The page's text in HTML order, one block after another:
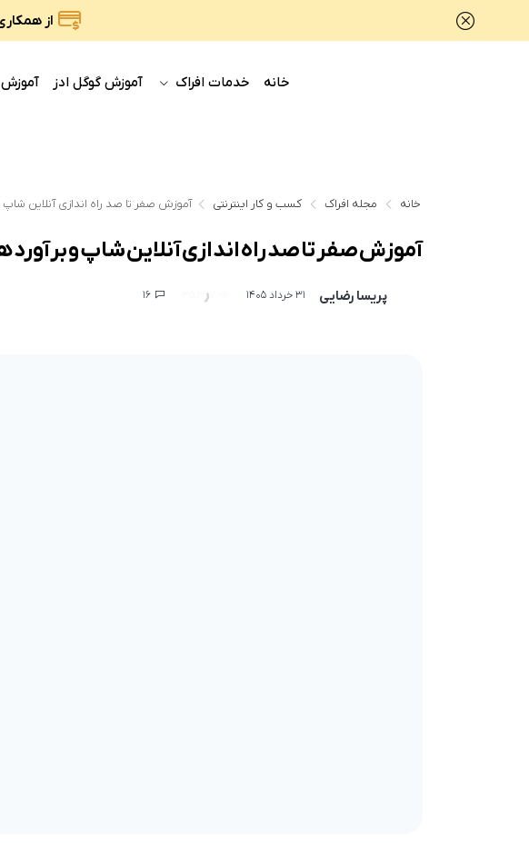
از
خانه خدمات افراک آموزش گوگل ادز
خانه مجله افراک کسب و کار اینترنتی آموزش صفر تا صد راه اندازی آنلاین شاپ
آموزش صفر تا صد راه اندازی آنلاین شاپ و برآورد
پریسا رضایی 31 خرداد 1405